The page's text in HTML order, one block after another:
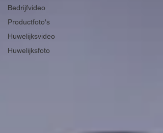
Bedrijfvideo
Productfoto's
Huwelijksvideo
Huwelijksfoto